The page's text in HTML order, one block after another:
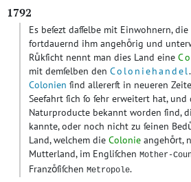
1792
Es beſezt daſſelbe mit Einwohnern,
fortdauernd ihm angehoͤrig und
Ruͤkſicht nennt man dies Land eine
mit demſelben den Coloniehandel
Colonien ſind allererſt in neueren
Seefahrt ſich ſo ſehr erweitert hat, und
Naturproducte bekannt worden ſind,
kannte, oder noch nicht zu ſeinen
Land, welchem die Colonie angehoͤrt,
Mutterland, im Engliſchen Mother-
Franzoͤſiſchen Metropole.